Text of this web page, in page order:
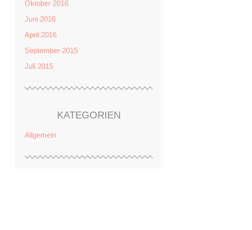
Oktober 2016
Juni 2016
April 2016
September 2015
Juli 2015
KATEGORIEN
Allgemein